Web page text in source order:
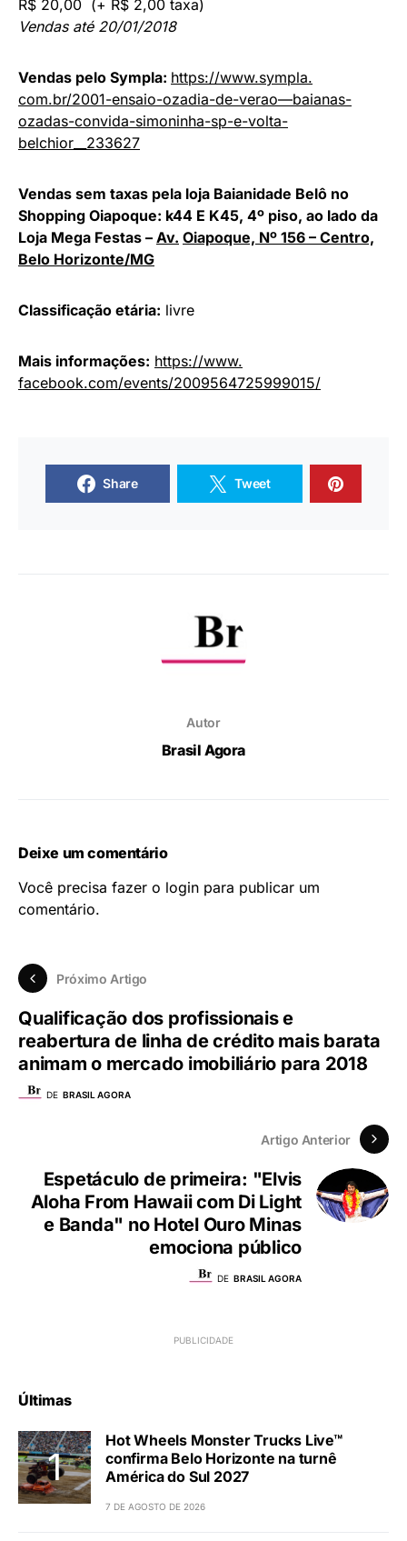
R$ 20,00 (+ R$ 2,00 taxa)
Vendas até 20/01/2018
Vendas pelo Sympla: https://www.sympla.
com.br/2001-ensaio-ozadia-de-verao—baianas-
ozadas-convida-simoninha-sp-e-volta-
belchior__233627
Vendas sem taxas pela loja Baianidade Belô no
Shopping Oiapoque: k44 E K45, 4º piso, ao lado da
Loja Mega Festas – Av. Oiapoque, Nº 156 – Centro,
Belo Horizonte/MG
Classificação etária: livre
Mais informações: https://www.
facebook.com/events/2009564725999015/
Share Tweet
Autor
Brasil Agora
Deixe um comentário
Você precisa fazer o login para publicar um
comentário.
Próximo Artigo
Qualificação dos profissionais e
reabertura de linha de crédito mais barata
animam o mercado imobiliário para 2018
DE BRASIL AGORA
Artigo Anterior
Espetáculo de primeira: "Elvis
Aloha From Hawaii com Di Light
e Banda" no Hotel Ouro Minas
emociona público
DE BRASIL AGORA
Últimas
Hot Wheels Monster Trucks Live™
confirma Belo Horizonte na turnê
América do Sul 2027
7 DE AGOSTO DE 2026